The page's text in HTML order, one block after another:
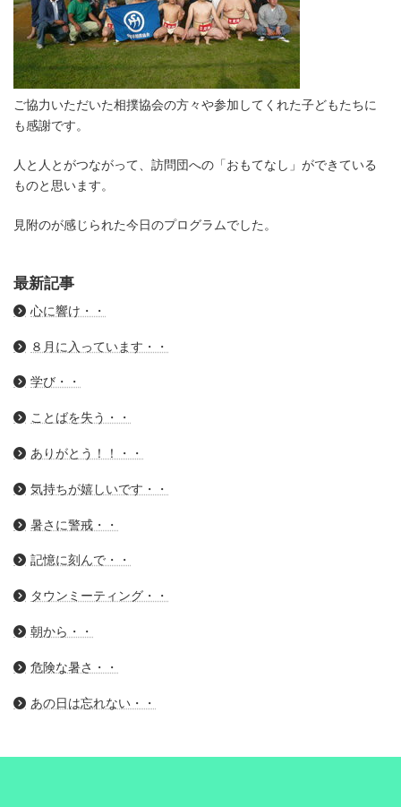
ご協力いただいた相撲協会の方々や参加してくれた子どもたちに
も感謝です。
人と人とがつながって、訪問団への「おもてなし」ができている
ものと思います。
見附のが感じられた今日のプログラムでした。
最新記事
心に響け・・
８月に入っています・・
学び・・
ことばを失う・・
ありがとう！！・・
気持ちが嬉しいです・・
暑さに警戒・・
記憶に刻んで・・
タウンミーティング・・
朝から・・
危険な暑さ・・
あの日は忘れない・・